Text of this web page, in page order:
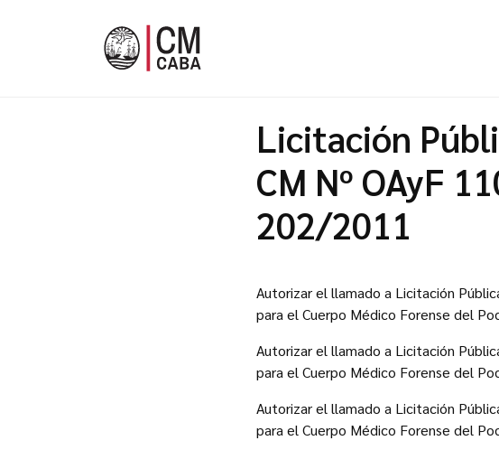
Licitación
CM Nº OAyF
202/2011
Autorizar el llamado a Licitación
para el Cuerpo Médico Forense del
Autorizar el llamado a Licitación
para el Cuerpo Médico Forense del
Autorizar el llamado a Licitación
para el Cuerpo Médico Forense del